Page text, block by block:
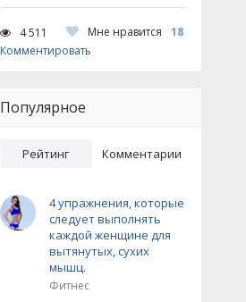
4 511 Мне нравится
18
Комментировать
Популярное
Рейтинг Комментарии
4 упражнения, которые
следует выполнять
каждой женщине для
вытянутых, сухих
мышц.
Фитнес